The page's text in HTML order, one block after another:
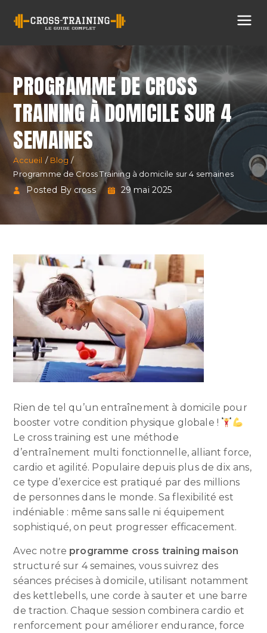
Cross
Training
PROGRAMME DE CROSS
TRAINING À DOMICILE SUR 4
SEMAINES
Accueil
Blog
Programme de Cross Training à domicile sur 4 semaines
Posted By cross 29 mai 2025
Rien de tel qu’un entraînement à domicile pour
booster votre condition physique globale !
Le cross training est une méthode
d’entraînement multi fonctionnelle, alliant force,
cardio et agilité. Populaire depuis plus de dix ans,
ce type d’exercice est pratiqué par des millions
de personnes dans le monde. Sa flexibilité est
indéniable : même sans salle ni équipement
sophistiqué, on peut progresser efficacement.
Avec notre programme cross training maison
structuré sur 4 semaines, vous suivrez des
séances précises à domicile, utilisant notamment
des kettlebells, une corde à sauter et une barre
de traction. Chaque session combinera cardio et
renforcement pour améliorer endurance, force